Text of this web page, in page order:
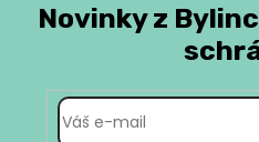
Novinky z